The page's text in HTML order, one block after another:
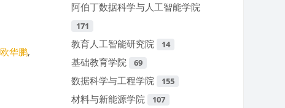
欧华鹏,
阿伯丁数据科学与人工智能学院
171
教育人工智能研究院 14
基础教育学院 69
数据科学与工程学院 155
材料与新能源学院 107